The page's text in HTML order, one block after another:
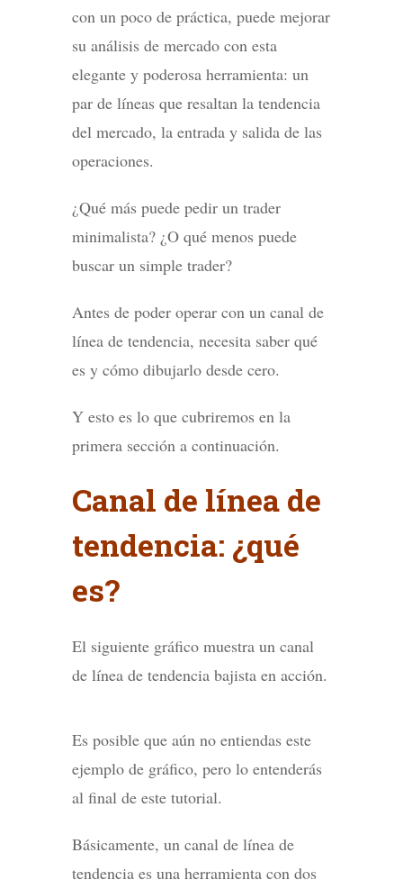
con un poco de práctica, puede mejorar
su análisis de mercado con esta
elegante y poderosa herramienta: un
par de líneas que resaltan la tendencia
del mercado, la entrada y salida de las
operaciones.
¿Qué más puede pedir un trader
minimalista? ¿O qué menos puede
buscar un simple trader?
Antes de poder operar con un canal de
línea de tendencia, necesita saber qué
es y cómo dibujarlo desde cero.
Y esto es lo que cubriremos en la
primera sección a continuación.
Canal de línea de
tendencia: ¿qué
es?
El siguiente gráfico muestra un canal
de línea de tendencia bajista en acción.
Es posible que aún no entiendas este
ejemplo de gráfico, pero lo entenderás
al final de este tutorial.
Básicamente, un canal de línea de
tendencia es una herramienta con dos